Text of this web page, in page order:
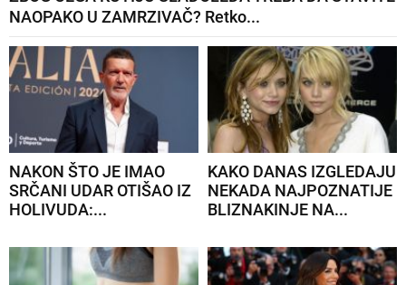
NAOPAKO U ZAMRZIVAČ? Retko...
NAKON ŠTO JE IMAO
SRČANI UDAR OTIŠAO IZ
HOLIVUDA:...
KAKO DANAS IZGLEDAJU
NEKADA NAJPOZNATIJE
BLIZNAKINJE NA...